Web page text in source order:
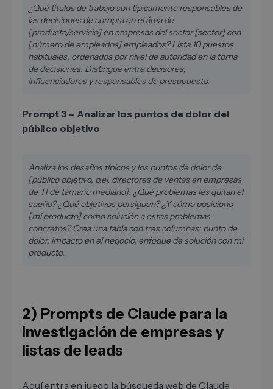
¿Qué títulos de trabajo son típicamente responsables de
las decisiones de compra en el área de
[producto/servicio] en empresas del sector [sector] con
[número de empleados] empleados? Lista 10 puestos
habituales, ordenados por nivel de autoridad en la toma
de decisiones. Distingue entre decisores,
influenciadores y responsables de presupuesto.
Prompt 3 – Analizar los puntos de dolor del
público objetivo
Analiza los desafíos típicos y los puntos de dolor de
[público objetivo, p.ej. directores de ventas en empresas
de TI de tamaño mediano]. ¿Qué problemas les quitan el
sueño? ¿Qué objetivos persiguen? ¿Y cómo posiciono
[mi producto] como solución a estos problemas
concretos? Crea una tabla con tres columnas: punto de
dolor, impacto en el negocio, enfoque de solución con mi
producto.
2) Prompts de Claude para la
investigación de empresas y
listas de leads
Aquí entra en juego la búsqueda web de Claude.